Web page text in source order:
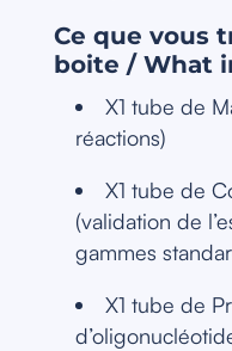
Ce que vous
boite / What
X1 tube de
réactions)
X1 tube de
(validation de
gammes
X1 tube de